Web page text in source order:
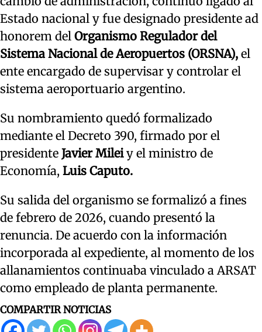
Estado nacional y fue designado presidente ad
honorem del Organismo Regulador del
Sistema Nacional de Aeropuertos (ORSNA), el
ente encargado de supervisar y controlar el
sistema aeroportuario argentino.
Su nombramiento quedó formalizado
mediante el Decreto 390, firmado por el
presidente Javier Mileiy el ministro de
Economía, Luis Caputo.
Su salida del organismo se formalizó a fines
de febrero de 2026, cuando presentó la
renuncia. De acuerdo con la información
incorporada al expediente, al momento de los
allanamientos continuaba vinculado a ARSAT
como empleado de planta permanente.
COMPARTIR NOTICIAS